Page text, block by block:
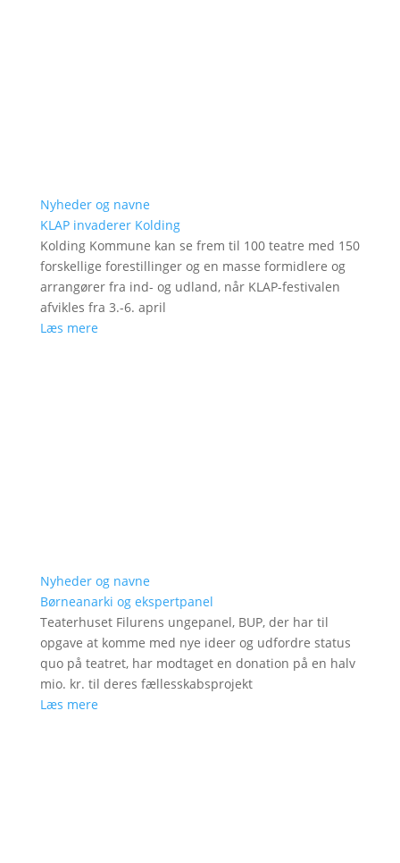
Nyheder og navne
KLAP invaderer Kolding
Kolding Kommune kan se frem til 100 teatre med 150
forskellige forestillinger og en masse formidlere og
arrangører fra ind- og udland, når KLAP-festivalen
afvikles fra 3.-6. april
Læs mere
Nyheder og navne
Børneanarki og ekspertpanel
Teaterhuset Filurens ungepanel, BUP, der har til
opgave at komme med nye ideer og udfordre status
quo på teatret, har modtaget en donation på en halv
mio. kr. til deres fællesskabsprojekt
Læs mere